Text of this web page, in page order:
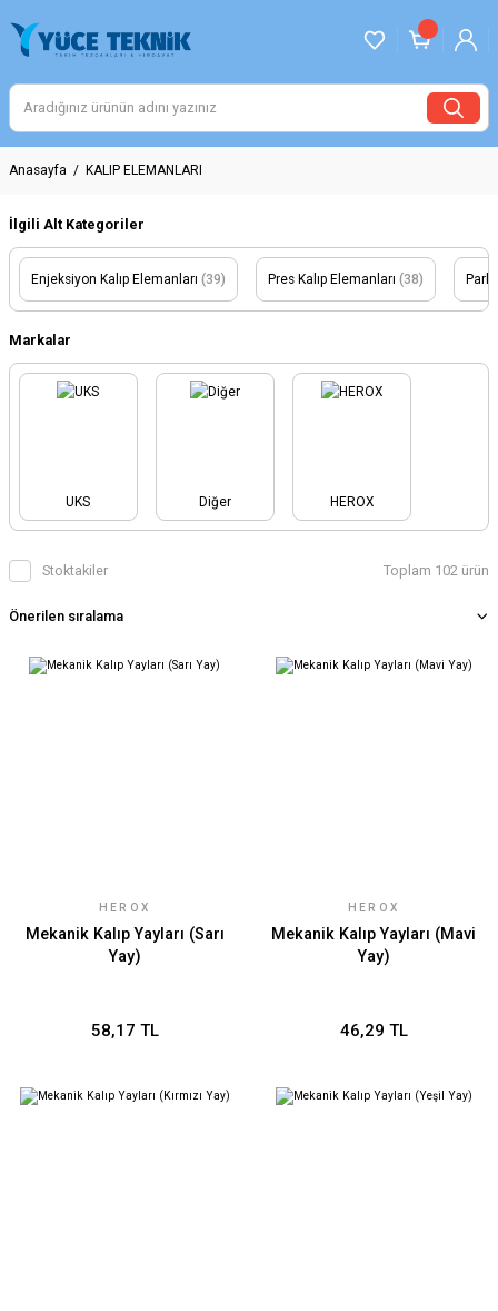
Anasayfa KALIP ELEMANLARI
İlgili Alt Kategoriler
Enjeksiyon Kalıp Elemanları (39) Pres Kalıp Elemanları (38)
Markalar
UKS Diğer HEROX
Stoktakiler Toplam 102 ürün
HEROX
Mekanik Kalıp Yayları (Sarı
Yay)
58,17 TL
HEROX
Mekanik Kalıp Yayları (Mavi
Yay)
46,29 TL